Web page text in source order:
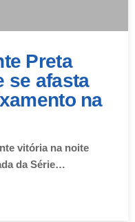
Preta
se afasta
na
vitória na noite
da Série…